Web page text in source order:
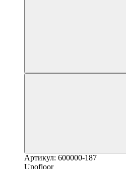
Артикул: 600000-187
Upofloor